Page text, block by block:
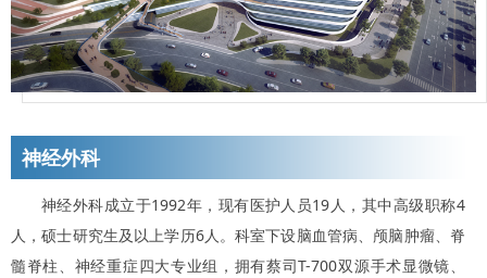
神经外科
神经外科成立于1992年，现有医护人员19人，其中高级职称4
人，硕士研究生及以上学历6人。科室下设脑血管病、颅脑肿瘤、脊
髓脊柱、神经重症四大专业组，拥有蔡司T-700双源手术显微镜、